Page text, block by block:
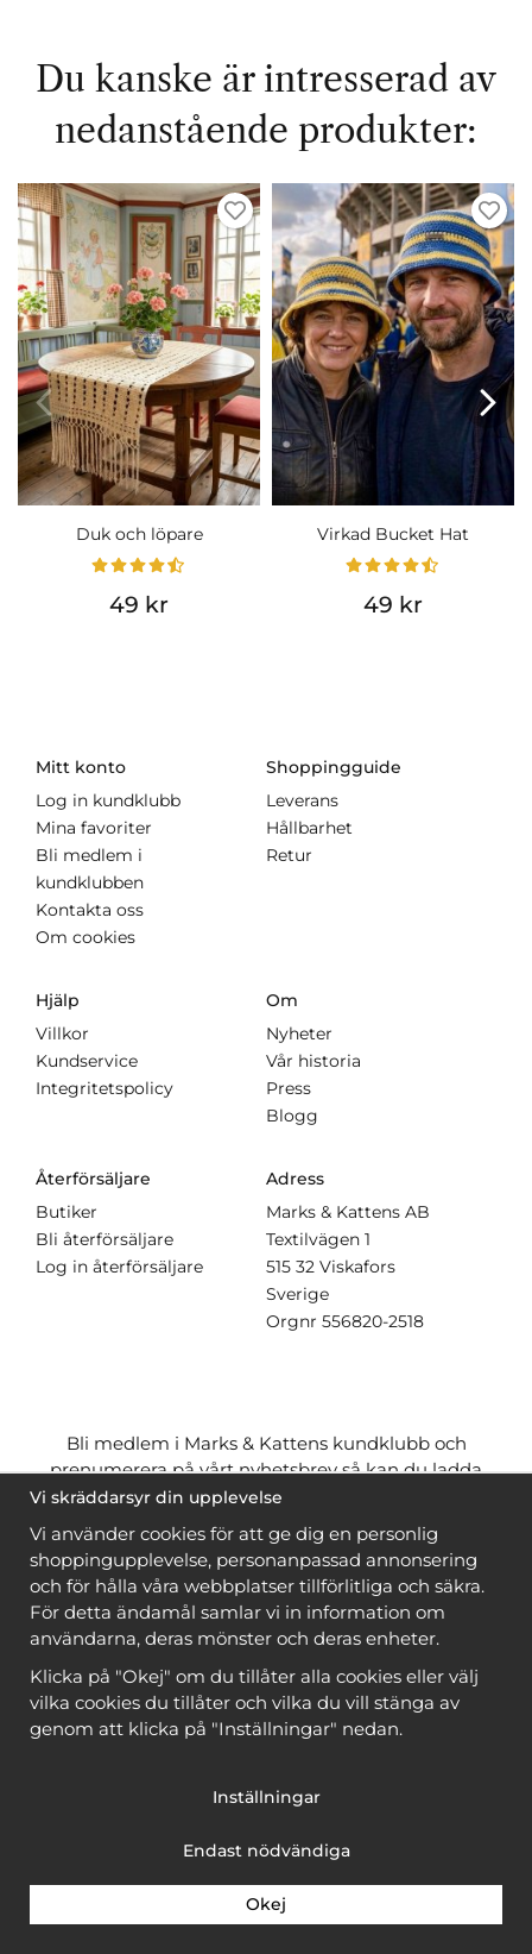
Du kanske är intresserad av
nedanstående produkter:
Duk och löpare
49 kr
Virkad Bucket Hat
49 kr
Mitt konto
Log in kundklubb
Mina favoriter
Bli medlem i
kundklubben
Kontakta oss
Om cookies
Shoppingguide
Leverans
Hållbarhet
Retur
Hjälp
Villkor
Kundservice
Integritetspolicy
Om
Nyheter
Vår historia
Press
Blogg
Återförsäljare
Butiker
Bli återförsäljare
Log in återförsäljare
Adress
Marks & Kattens AB
Textilvägen 1
515 32 Viskafors
Sverige
Orgnr 556820-2518
Bli medlem i Marks & Kattens kundklubb och
prenumerera på vårt nyhetsbrev så kan du ladda
ner många mönstergratisoch få många
när du handlar garn till mönstret. Du ser vilka som
ärgratis när du ärinloggad.
Bli medlem
Copyright © 2026, Marks & Kattens AB
Vi skräddarsyr din upplevelse
Vi använder cookies för att ge dig en personlig
shoppingupplevelse, personanpassad annonsering
och för hålla våra webbplatser tillförlitliga och säkra.
För detta ändamål samlar vi in information om
användarna, deras mönster och deras enheter.
Klicka på "Okej" om du tillåter alla cookies eller välj
vilka cookies du tillåter och vilka du vill stänga av
genom att klicka på "Inställningar" nedan.
Inställningar
Endast nödvändiga
Okej